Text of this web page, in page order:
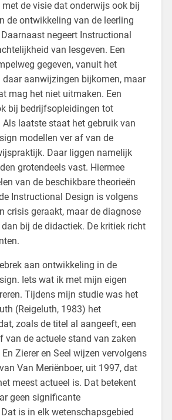
de visie dat onderwijs ook bij
de ontwikkeling van de leerling
negeert Instructional
van lesgeven. Een
gegeven, vanuit het
daar aanwijzingen bijkomen, maar
mag het niet uitmaken. Een
bij bedrijfsopleidingen tot
Als laatste staat het gebruik van
modellen ver af van de
Daar liggen namelijk
grotendeels vast. Hiermee
van de beschikbare theorieën
Instructional Design is volgens
crisis geraakt, maar de diagnose
bij de didactiek. De kritiek richt
aan ontwikkeling in de
Iets wat ik met mijn eigen
Tijdens mijn studie was het
(Reigeluth, 1983) het
zoals de titel al aangeeft, een
van de actuele stand van zaken
Zierer en Seel wijzen vervolgens
Van Meriënboer, uit 1997, dat
meest actueel is. Dat betekent
geen significante
is in elk wetenschapsgebied